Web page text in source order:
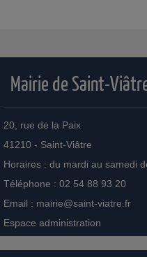
Mairie de Saint-
20, rue de la Paix
41210 - Saint-Viâtre
Horaires : du mardi au samedi
Téléphone : 02 54 88 93 20
Email : mairie@saint-viatre.fr
Espace administration